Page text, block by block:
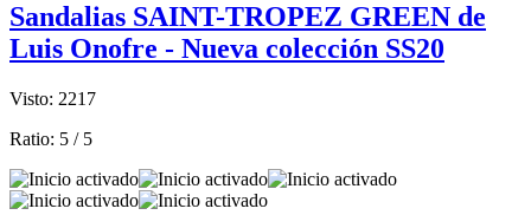
Sandalias SAINT-TROPEZ GREEN de
Luis Onofre - Nueva colección SS20
Visto: 2217
Ratio: 5 / 5